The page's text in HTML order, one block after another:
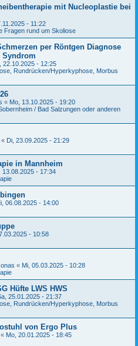
mit Nucleoplastie bei
- 11:22
Fragen rund um Skoliose
per Röntgen Diagnose
Syndrom
22.10.2025 - 12:25
Rundrücken/Hyperkyphose, Morbus
« Mo, 13.10.2025 - 19:20
/ Bad Salzungen oder anderen
« Di, 23.09.2025 - 21:29
in Mannheim
13.08.2025 - 17:34
06.08.2025 - 14:00
- 10:58
« Mi, 05.03.2025 - 10:28
Hüfte LWS HWS
25.01.2025 - 21:37
Rundrücken/Hyperkyphose, Morbus
von Ergo Plus
« Mo, 20.01.2025 - 18:45